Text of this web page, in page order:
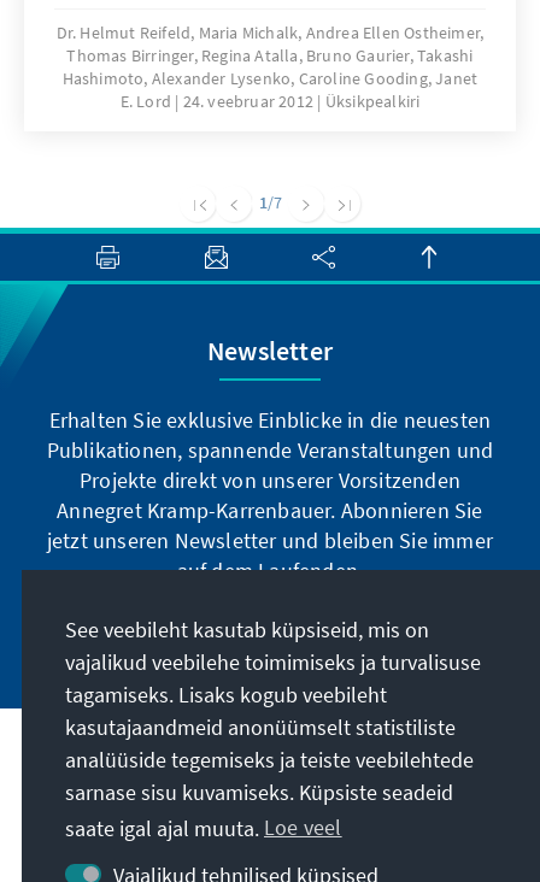
UN-Behindertenrechtskonvention rückt die
Themen Barrierefreiheit und gleichberechtigte
Teilhabe von Menschen mit Behinderung
weltweit stärker in den Fokus. Mit dieser
in den G20-Ländern.
Dr. Helmut Reifeld, Maria Michalk, Andrea Ellen Ostheimer,
Thomas Birringer, Regina Atalla, Bruno Gaurier, Takashi
Hashimoto, Alexander Lysenko, Caroline Gooding, Janet
E. Lord
24. veebruar 2012 Üksikpealkiri
1/7
Newsletter
Erhalten Sie exklusive Einblicke in die neuesten
Publikationen, spannende Veranstaltungen und
Projekte direkt von unserer Vorsitzenden
Annegret Kramp-Karrenbauer. Abonnieren Sie
jetzt unseren Newsletter und bleiben Sie immer
auf dem Laufenden.
Jetzt abonnieren
Meie missioon
Kontakt
See veebileht kasutab küpsiseid, mis on
vajalikud veebilehe toimimiseks ja turvalisuse
tagamiseks. Lisaks kogub veebileht
kasutajaandmeid anonüümselt statistiliste
analüüside tegemiseks ja teiste veebilehtede
sarnase sisu kuvamiseks. Küpsiste seadeid
saate igal ajal muuta. Loe veel
Vajalikud tehnilised küpsised